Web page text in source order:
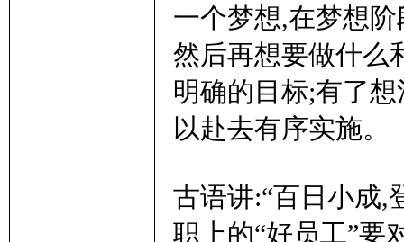
一个梦想,在梦想
然后再想要做什么
明确的目标;有了
以赴去有序实施。
古语讲:“百日小成,
职上的“好员工”要